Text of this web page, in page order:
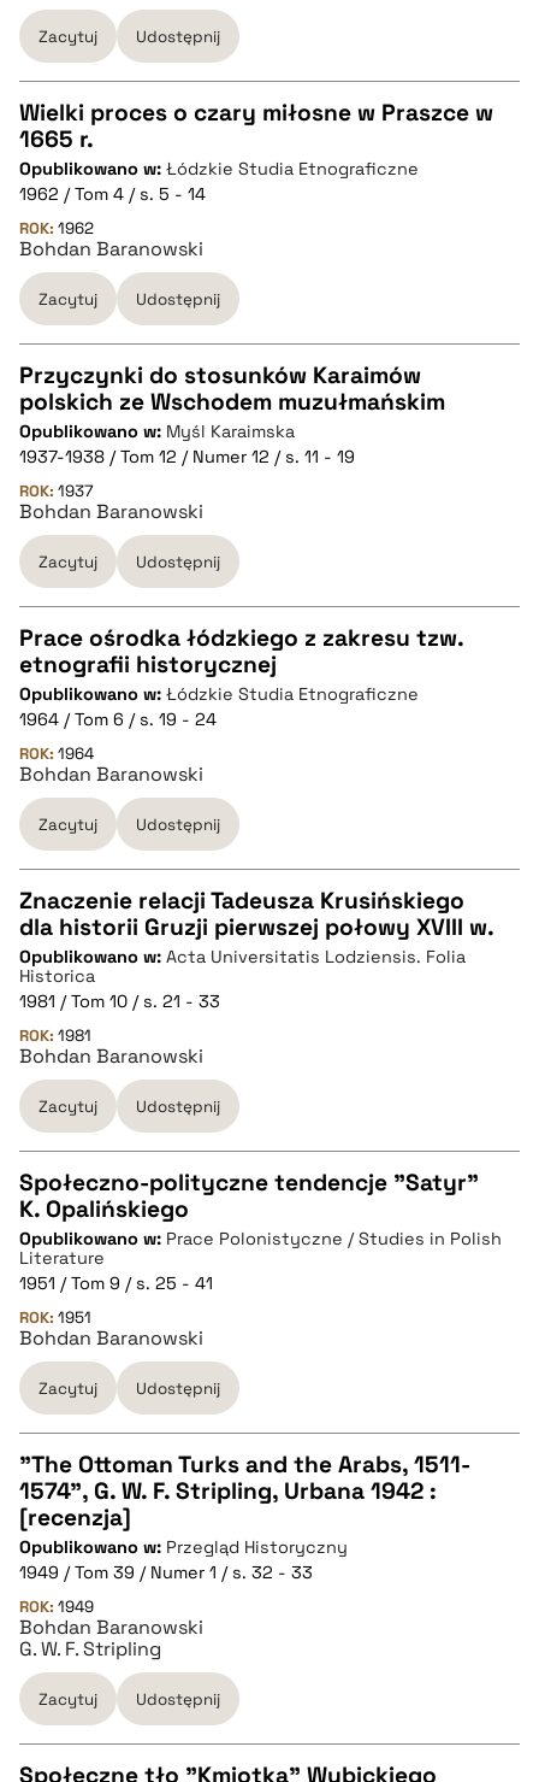
Zacytuj Udostępnij
CZYSTY TEKST
pobierz cytat
BIBTEX
pobierz cytat
Wielki proces o czary miłosne w Praszce w
1665 r.
Opublikowano w: Łódzkie Studia Etnograficzne
1962 / Tom 4 / s. 5 - 14
ROK: 1962
Bohdan Baranowski
Zacytuj Udostępnij
CZYSTY TEKST
pobierz cytat
BIBTEX
pobierz cytat
Przyczynki do stosunków Karaimów
polskich ze Wschodem muzułmańskim
Opublikowano w: Myśl Karaimska
1937-1938 / Tom 12 / Numer 12 / s. 11 - 19
ROK: 1937
Bohdan Baranowski
Zacytuj Udostępnij
CZYSTY TEKST
pobierz cytat
BIBTEX
pobierz cytat
Prace ośrodka łódzkiego z zakresu tzw.
etnografii historycznej
Opublikowano w: Łódzkie Studia Etnograficzne
1964 / Tom 6 / s. 19 - 24
ROK: 1964
Bohdan Baranowski
Zacytuj Udostępnij
CZYSTY TEKST
pobierz cytat
BIBTEX
pobierz cytat
Znaczenie relacji Tadeusza Krusińskiego
dla historii Gruzji pierwszej połowy XVIII w.
Opublikowano w: Acta Universitatis Lodziensis. Folia
Historica
1981 / Tom 10 / s. 21 - 33
ROK: 1981
Bohdan Baranowski
Zacytuj Udostępnij
CZYSTY TEKST
pobierz cytat
BIBTEX
pobierz cytat
Społeczno-polityczne tendencje "Satyr"
K. Opalińskiego
Opublikowano w: Prace Polonistyczne / Studies in Polish
Literature
1951 / Tom 9 / s. 25 - 41
ROK: 1951
Bohdan Baranowski
Zacytuj Udostępnij
CZYSTY TEKST
pobierz cytat
BIBTEX
pobierz cytat
"The Ottoman Turks and the Arabs, 1511-
1574", G. W. F. Stripling, Urbana 1942 :
[recenzja]
Opublikowano w: Przegląd Historyczny
1949 / Tom 39 / Numer 1 / s. 32 - 33
ROK: 1949
Bohdan Baranowski
G. W. F. Stripling
Zacytuj Udostępnij
Społeczne tło "Kmiotka" Wybickiego